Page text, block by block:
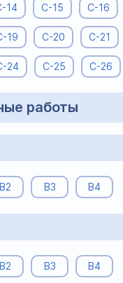
14 С-15 С-16
19 С-20 С-21
24 С-25 С-26
работы
В2 В3 В4
В2 В3 В4